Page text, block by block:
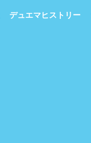
デュエマヒストリー